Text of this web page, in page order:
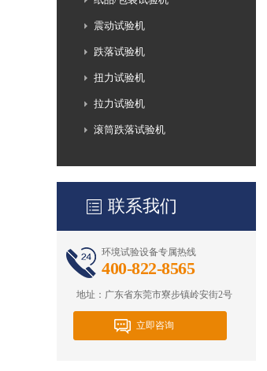
震动试验机
跌落试验机
扭力试验机
拉力试验机
滚筒跌落试验机
联系我们
环境试验设备专属热线
400-822-8565
地址：广东省东莞市寮步镇岭安街2号
立即咨询